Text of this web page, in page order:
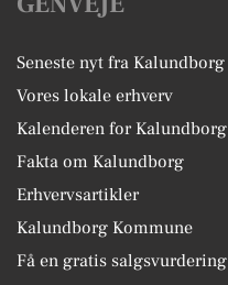
Seneste nyt fra Kalundborg
Vores lokale erhverv
Kalenderen for Kalundborg
Fakta om Kalundborg
Erhvervsartikler
Kalundborg Kommune
Få en gratis salgsvurdering